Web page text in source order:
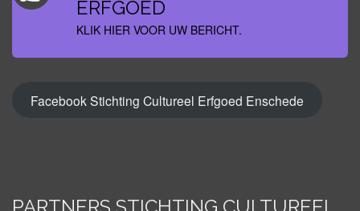
ERFGOED
KLIK HIER VOOR UW BERICHT.
Facebook Stichting Cultureel Erfgoed Enschede